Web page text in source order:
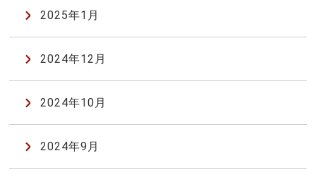
2025年1月
2024年12月
2024年10月
2024年9月